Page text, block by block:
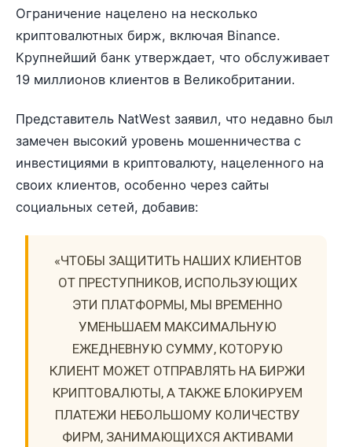
Ограничение нацелено на несколько
криптовалютных бирж, включая Binance.
Крупнейший банк утверждает, что обслуживает
19 миллионов клиентов в Великобритании.
Представитель NatWest заявил, что недавно был
замечен высокий уровень мошенничества с
инвестициями в криптовалюту, нацеленного на
своих клиентов, особенно через сайты
социальных сетей, добавив:
«ЧТОБЫ ЗАЩИТИТЬ НАШИХ КЛИЕНТОВ
ОТ ПРЕСТУПНИКОВ, ИСПОЛЬЗУЮЩИХ
ЭТИ ПЛАТФОРМЫ, МЫ ВРЕМЕННО
УМЕНЬШАЕМ МАКСИМАЛЬНУЮ
ЕЖЕДНЕВНУЮ СУММУ, КОТОРУЮ
КЛИЕНТ МОЖЕТ ОТПРАВЛЯТЬ НА БИРЖИ
КРИПТОВАЛЮТЫ, А ТАКЖЕ БЛОКИРУЕМ
ПЛАТЕЖИ НЕБОЛЬШОМУ КОЛИЧЕСТВУ
ФИРМ, ЗАНИМАЮЩИХСЯ АКТИВАМИ